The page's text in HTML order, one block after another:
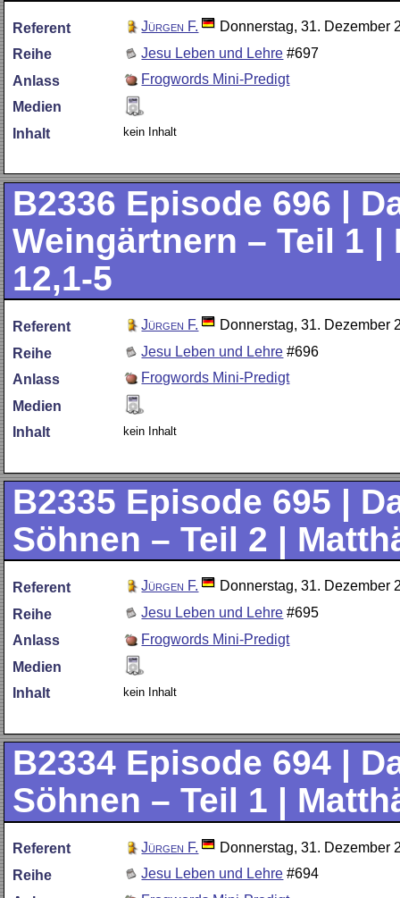
Referent Jürgen F.
Donnerstag, 31. Dezember
Reihe
Jesu Leben und Lehre #697
Anlass
Frogwords Mini-Predigt
Medien
Inhalt
kein Inhalt
B2336 Episode 696 |
Weingärtnern – Teil 1 |
12,1-5
Referent Jürgen F.
Donnerstag, 31. Dezember
Reihe
Jesu Leben und Lehre #696
Anlass
Frogwords Mini-Predigt
Medien
Inhalt
kein Inhalt
B2335 Episode 695 |
Söhnen – Teil 2 |
Referent Jürgen F.
Donnerstag, 31. Dezember
Reihe
Jesu Leben und Lehre #695
Anlass
Frogwords Mini-Predigt
Medien
Inhalt
kein Inhalt
B2334 Episode 694 |
Söhnen – Teil 1 |
Referent Jürgen F.
Donnerstag, 31. Dezember
Reihe
Jesu Leben und Lehre #694